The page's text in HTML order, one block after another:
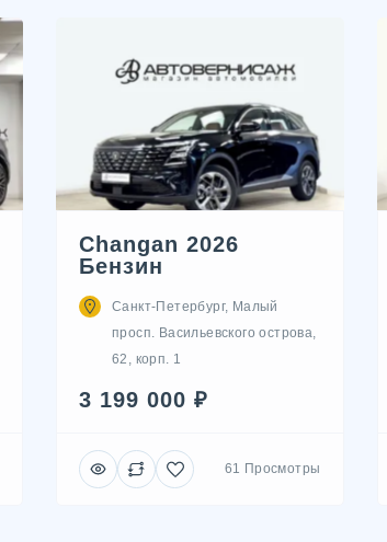
Changan 2026
Бензин
Санкт-Петербург, Малый
просп. Васильевского острова,
62, корп. 1
3 199 000 ₽
61 Просмотры